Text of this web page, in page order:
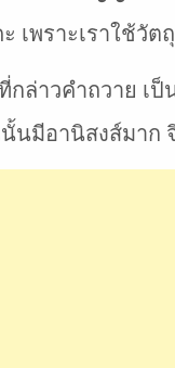
พราะเราใช้วัต
ล่าวคำถวาย เ
มีอานิสงส์มาก